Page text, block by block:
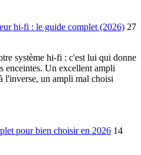
hi-fi : le guide complet (2026) 27
système hi-fi : c'est lui qui donne
enceintes. Un excellent ampli
l'inverse, un ampli mal choisi
pour bien choisir en 2026 14